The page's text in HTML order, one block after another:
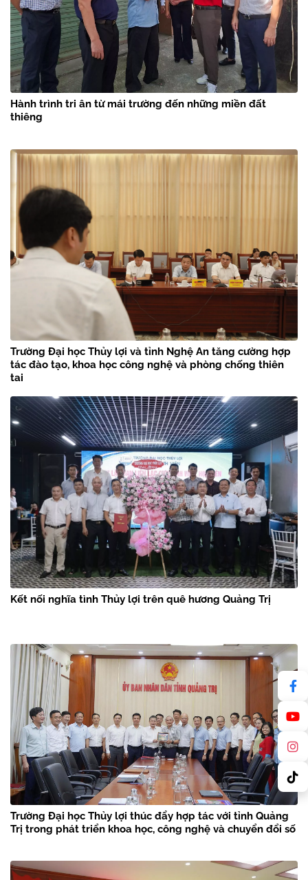
Hành trình tri ân từ mái trường đến những miền đất
thiêng
Trường Đại học Thủy lợi và tỉnh Nghệ An tăng cường hợp
tác đào tạo, khoa học công nghệ và phòng chống thiên
tai
Kết nối nghĩa tình Thủy lợi trên quê hương Quảng Trị
Trường Đại học Thủy lợi thúc đẩy hợp tác với tỉnh Quảng
Trị trong phát triển khoa học, công nghệ và chuyển đổi số